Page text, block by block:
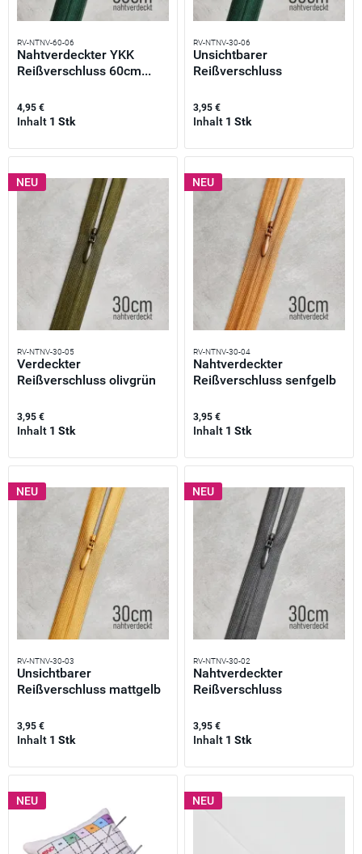
RV-NTNV-60-06
Nahtverdeckter YKK
Reißverschluss 60cm...
4,95 €
Inhalt 1 Stk
RV-NTNV-30-06
Unsichtbarer
Reißverschluss
3,95 €
Inhalt 1 Stk
NEU
RV-NTNV-30-05
Verdeckter
Reißverschluss olivgrün
3,95 €
Inhalt 1 Stk
NEU
RV-NTNV-30-04
Nahtverdeckter
Reißverschluss senfgelb
3,95 €
Inhalt 1 Stk
NEU
RV-NTNV-30-03
Unsichtbarer
Reißverschluss mattgelb
3,95 €
Inhalt 1 Stk
NEU
RV-NTNV-30-02
Nahtverdeckter
Reißverschluss
3,95 €
Inhalt 1 Stk
NEU NEU